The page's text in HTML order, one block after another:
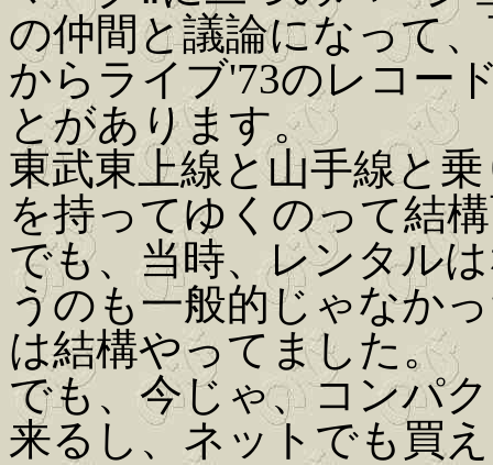
の仲間と議論になって
からライブ'73のレコー
とがあります。
東武東上線と山手線と
を持ってゆくのって結
でも、当時、レンタル
うのも一般的じゃなか
は結構やってました。
でも、今じゃ、コンパ
来るし、ネットでも買